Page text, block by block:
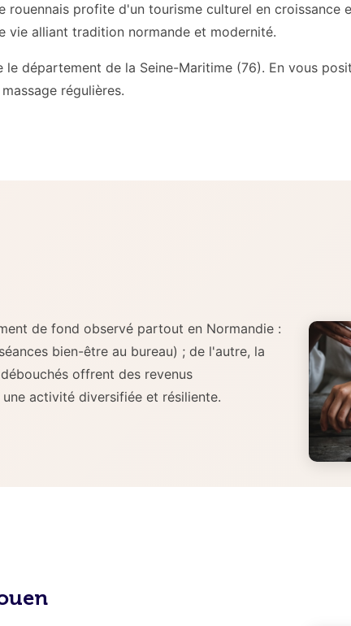
profite d'un tourisme culturel en croissance
vie alliant tradition normande et modernité.
département de la Seine-Maritime (76). En vous
régulières.
de fond observé partout en Normandie :
bien-être au bureau) ; de l'autre, la
offrent des revenus
activité diversifiée et résiliente.